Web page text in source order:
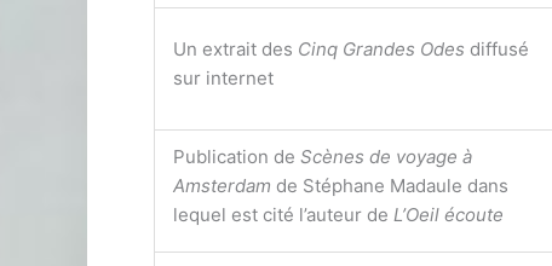
Un extrait des Cinq Grandes Odes diffusé
sur internet
Publication de Scènes de voyage à
Amsterdam de Stéphane Madaule dans
lequel est cité l’auteur de L’Oeil écoute